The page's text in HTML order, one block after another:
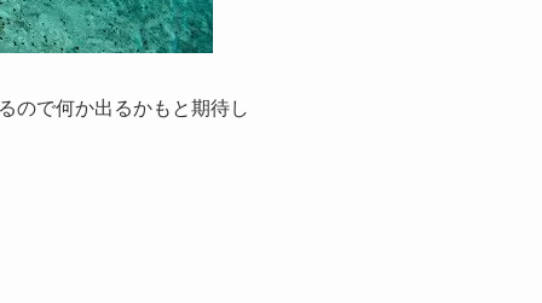
ので何か出るかもと期待し